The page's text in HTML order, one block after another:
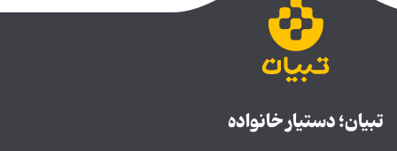
تبیان؛ دستیار خانواده